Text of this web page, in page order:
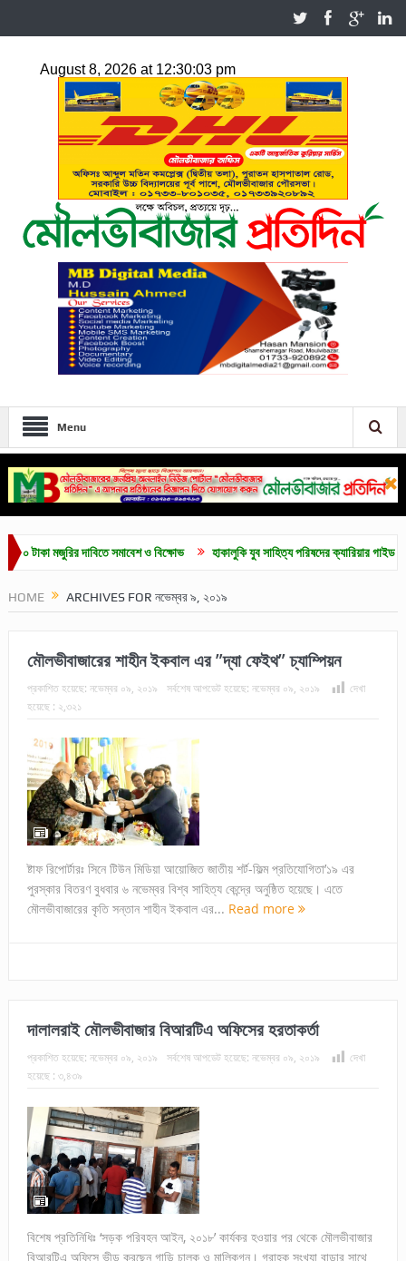
Menu
মজুরির দাবিতে সমাবেশ ও বিক্ষোভ হাকালুকি যুব সাহিত্য পরিষদের ক্যারিয়ার গাইডলাইন ও
HOME ARCHIVES FOR নভেম্বর ৯, ২০১৯
মৌলভীবাজারের শাহীন ইকবাল এর ”দ্যা ফেইথ” চ্যাম্পিয়ন
প্রকাশিত হয়েছে: নভেম্বর ০৯, ২০১৯ সর্বশেষ আপডেট হয়েছে: নভেম্বর ০৯, ২০১৯
দেখা
হয়েছে : ২,৩২১
ষ্টাফ রিপোর্টারঃ সিনে টিউন মিডিয়া আয়োজিত জাতীয় শর্ট-ফিল্ম প্রতিযোগিতা’১৯ এর
পুরস্কার বিতরণ বুধবার ৬ নভেম্বর বিশ্ব সাহিত্য কেন্দ্রে অনুষ্ঠিত হয়েছে। এতে
মৌলভীবাজারের কৃতি সন্তান শাহীন ইকবাল এর... Read more
দালালরাই মৌলভীবাজার বিআরটিএ অফিসের হরতাকর্তা
প্রকাশিত হয়েছে: নভেম্বর ০৯, ২০১৯ সর্বশেষ আপডেট হয়েছে: নভেম্বর ০৯, ২০১৯
দেখা
হয়েছে : ৩,৪৩৯
বিশেষ প্রতিনিধিঃ ‘সড়ক পরিবহন আইন, ২০১৮’ কার্যকর হওয়ার পর থেকে মৌলভীবাজার
বিআরটিএ অফিসে ভীড় করছেন গাড়ি চালক ও মালিকগন। গ্রাহক সংখ্যা বাড়ার সাথে